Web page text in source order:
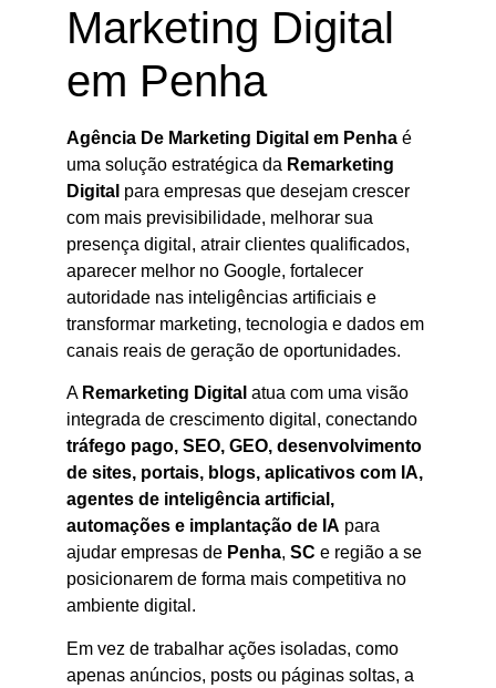
Marketing Digital
em Penha
Agência De Marketing Digital em Penha é
uma solução estratégica da Remarketing
Digital para empresas que desejam crescer
com mais previsibilidade, melhorar sua
presença digital, atrair clientes qualificados,
aparecer melhor no Google, fortalecer
autoridade nas inteligências artificiais e
transformar marketing, tecnologia e dados em
canais reais de geração de oportunidades.
A Remarketing Digital atua com uma visão
integrada de crescimento digital, conectando
tráfego pago, SEO, GEO, desenvolvimento
de sites, portais, blogs, aplicativos com IA,
agentes de inteligência artificial,
automações e implantação de IA para
ajudar empresas de Penha, SC e região a se
posicionarem de forma mais competitiva no
ambiente digital.
Em vez de trabalhar ações isoladas, como
apenas anúncios, posts ou páginas soltas, a